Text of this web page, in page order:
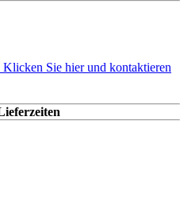
Klicken Sie hier und kontaktieren